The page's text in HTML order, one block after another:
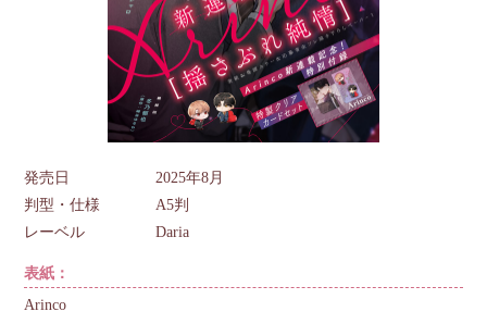
発売日
2025年8月
判型・仕様
A5判
レーベル
Daria
表紙：
Arinco